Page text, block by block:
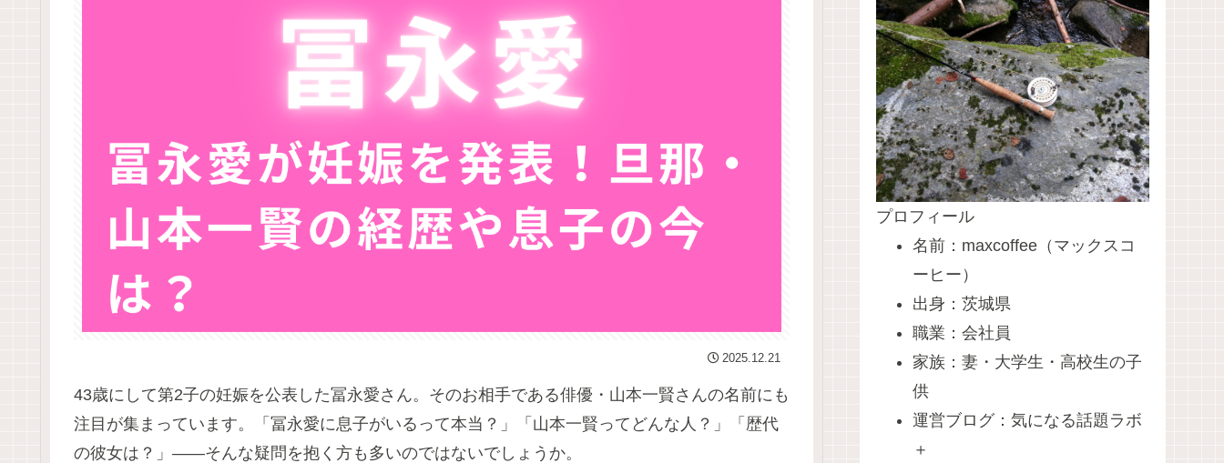
2025.12.21
43歳にして第2子の妊娠を公表した冨永愛さん。そのお相手である俳優・山本一賢さんの名前にも
注目が集まっています。「冨永愛に息子がいるって本当？」「山本一賢ってどんな人？」「歴代
の彼女は？」——そんな疑問を抱く方も多いのではないでしょうか。
プロフィール
名前：maxcoffee（マックスコ
ーヒー）
出身：茨城県
職業：会社員
家族：妻・大学生・高校生の子
供
運営ブログ：気になる話題ラボ
＋